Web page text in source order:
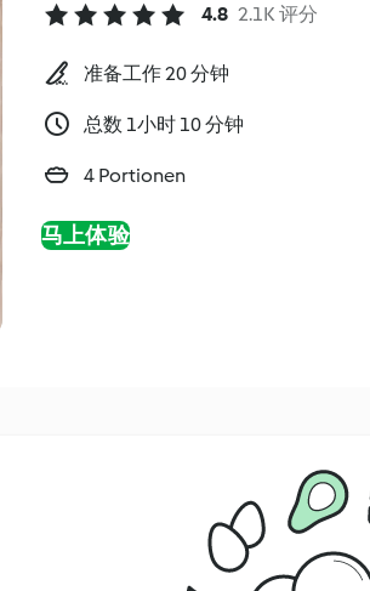
4.8 2.1K 评分
准备工作 20 分钟
总数 1小时 10 分钟
4 Portionen
马上体验